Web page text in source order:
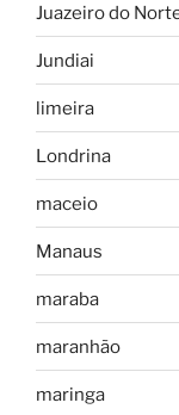
Juazeiro do
Jundiai
limeira
Londrina
maceio
Manaus
maraba
maranhão
maringa